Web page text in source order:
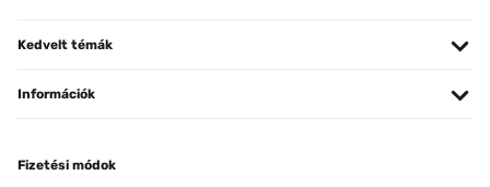
Kedvelt témák
Információk
Fizetési módok